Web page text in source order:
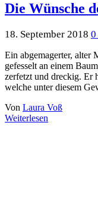
Die Wünsche
18. September 2018 0
Ein abgemagerter, alter
gefesselt an einem
zerfetzt und dreckig. Er
welche unter diesem
Von Laura Voß
Weiterlesen